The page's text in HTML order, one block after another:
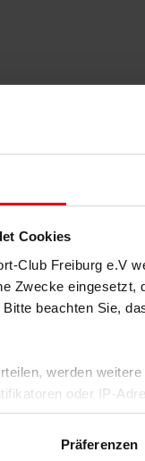
Cookies
Club Freiburg e.V
Zwecke
beachten Sie,
werden
oder IP-
der Speicherung
die unten jeweils
Präferenzen
DAS